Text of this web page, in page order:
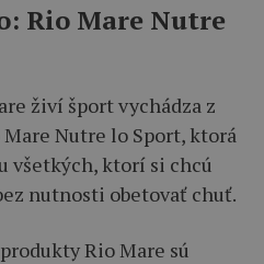
Rio Mare Nutre
živí šport vychádza z
Nutre lo Sport, ktorá
všetkých, ktorí si chcú
nutnosti obetovať chuť.
Rio Mare sú